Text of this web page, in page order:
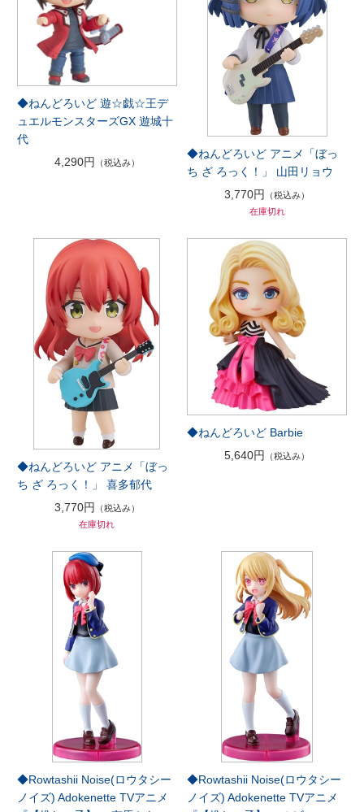
◆ねんどろいど 遊☆戯☆王デ
ュエルモンスターズGX 遊城十
代
4,290円
（税込み）
◆ねんどろいど アニメ「ぼっ
ち ざ ろっく！」 山田リョウ
3,770円
（税込み）
在庫切れ
◆ねんどろいど アニメ「ぼっ
ち ざ ろっく！」 喜多郁代
3,770円
（税込み）
在庫切れ
◆ねんどろいど Barbie
5,640円
（税込み）
◆Rowtashii Noise(ロウタシー
ノイズ) Adokenette TVアニメ
◆Rowtashii Noise(ロウタシー
ノイズ) Adokenette TVアニメ